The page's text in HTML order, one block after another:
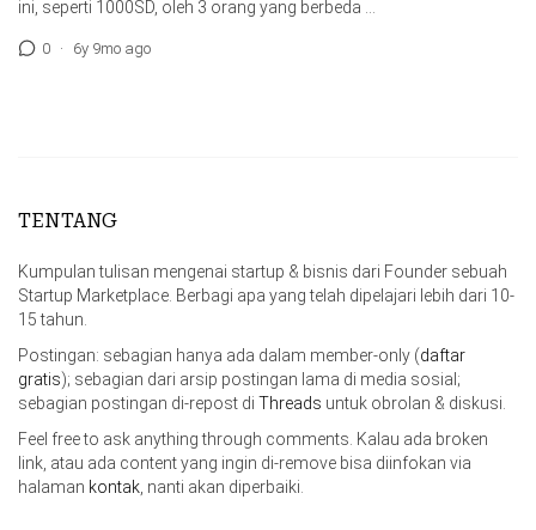
ini, seperti 1000SD, oleh 3 orang yang berbeda …
0 · 6y 9mo ago
TENTANG
Kumpulan tulisan mengenai startup & bisnis dari Founder sebuah
Startup Marketplace. Berbagi apa yang telah dipelajari lebih dari 10-
15 tahun.
Postingan: sebagian hanya ada dalam member-only (daftar
gratis); sebagian dari arsip postingan lama di media sosial;
sebagian postingan di-repost di Threads untuk obrolan & diskusi.
Feel free to ask anything through comments. Kalau ada broken
link, atau ada content yang ingin di-remove bisa diinfokan via
halaman kontak , nanti akan diperbaiki.